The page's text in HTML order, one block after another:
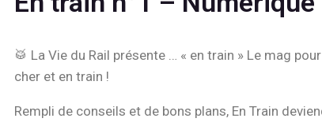
🥁 La Vie du Rail présente … « en train » Le mag
cher et en train !
Rempli de conseils et de bons plans, En Train